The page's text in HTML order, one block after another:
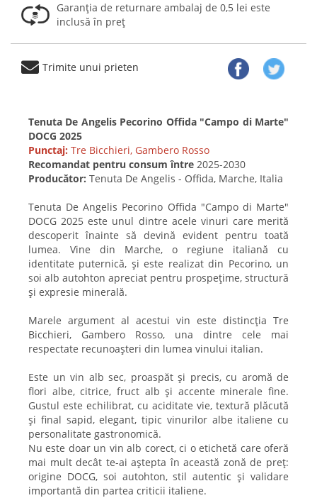
Garanția de returnare ambalaj de 0,5 lei este
inclusă în preț
Trimite unui prieten
Tenuta De Angelis Pecorino Offida "Campo di Marte"
DOCG 2025
Punctaj: Tre Bicchieri, Gambero Rosso
Recomandat pentru consum între 2025-2030
Producător: Tenuta De Angelis - Offida, Marche, Italia
Tenuta De Angelis Pecorino Offida "Campo di Marte"
DOCG 2025 este unul dintre acele vinuri care merită
descoperit înainte să devină evident pentru toată
lumea. Vine din Marche, o regiune italiană cu
identitate puternică, și este realizat din Pecorino, un
soi alb autohton apreciat pentru prospețime, structură
și expresie minerală.
Marele argument al acestui vin este distincția Tre
Bicchieri, Gambero Rosso, una dintre cele mai
respectate recunoașteri din lumea vinului italian.
Este un vin alb sec, proaspăt și precis, cu aromă de
flori albe, citrice, fruct alb și accente minerale fine.
Gustul este echilibrat, cu aciditate vie, textură plăcută
și final sapid, elegant, tipic vinurilor albe italiene cu
personalitate gastronomică.
Nu este doar un vin alb corect, ci o etichetă care oferă
mai mult decât te-ai aștepta în această zonă de preț:
origine DOCG, soi autohton, stil autentic și validare
importantă din partea criticii italiene.